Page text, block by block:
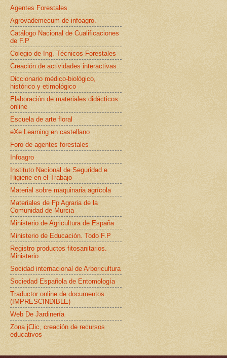
Agentes Forestales
Agrovademecum de infoagro.
Catálogo Nacional de Cualificaciones
de F.P
Colegio de Ing. Técnicos Forestales
Creación de actividades interactivas
Diccionario médico-biológico,
histórico y etimológico
Elaboración de materiales didácticos
online
Escuela de arte floral
eXe Learning en castellano
Foro de agentes forestales
Infoagro
Instituto Nacional de Seguridad e
Higiene en el Trabajo
Material sobre maquinaria agrícola
Materiales de Fp Agraria de la
Comunidad de Murcia
Ministerio de Agricultura de España
Ministerio de Educación. Todo F.P
Registro productos fitosanitarios.
Ministerio
Socidad internacional de Arboricultura
Sociedad Española de Entomología
Traductor online de documentos
(IMPRESCINDIBLE)
Web De Jardinería
Zona jClic, creación de recursos
educativos